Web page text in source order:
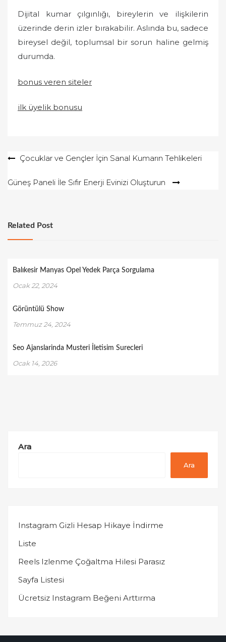
Dijital kumar çılgınlığı, bireylerin ve ilişkilerin
üzerinde derin izler bırakabilir. Aslında bu, sadece
bireysel değil, toplumsal bir sorun haline gelmiş
durumda.
bonus veren siteler
ilk üyelik bonusu
YazıÇocuklar ve Gençler İçin Sanal Kumarın Tehlikeleri
Güneş Paneli İle Sıfır Enerji Evinizi Oluşturun
Related Post
Balıkesir Manyas Opel Yedek Parça Sorgulama
Ocak 22, 2024
Görüntülü Show
Temmuz 24, 2024
Seo Ajanslarinda Musteri İletisim Surecleri
Ocak 14, 2026
Ara
Ara
Instagram Gizli Hesap Hikaye İndirme
Liste
Reels Izlenme Çoğaltma Hilesi Parasız
Sayfa Listesi
Ücretsiz Instagram Beğeni Arttırma